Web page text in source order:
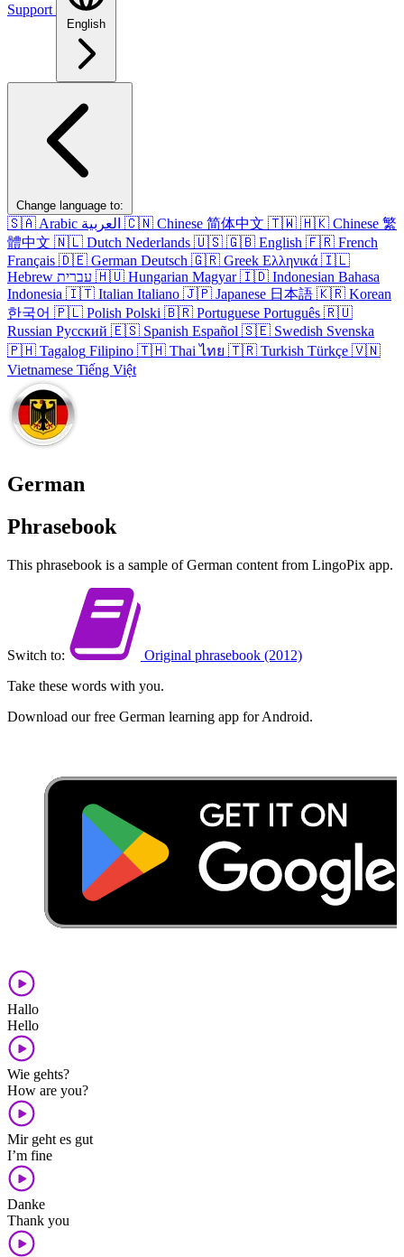
Support
English
Change language to:
🇸🇦 Arabic العربية 🇨🇳 Chinese 简体中文 🇹🇼 🇭🇰 Chinese 繁
體中文 🇳🇱 Dutch Nederlands 🇺🇸 🇬🇧 English 🇫🇷 French
Français 🇩🇪 German Deutsch 🇬🇷 Greek Ελληνικά 🇮🇱
Hebrew עברית 🇭🇺 Hungarian Magyar 🇮🇩 Indonesian Bahasa
Indonesia 🇮🇹 Italian Italiano 🇯🇵 Japanese 日本語 🇰🇷 Korean
한국어 🇵🇱 Polish Polski 🇧🇷 Portuguese Português 🇷🇺
Russian Русский 🇪🇸 Spanish Español 🇸🇪 Swedish Svenska
🇵🇭 Tagalog Filipino 🇹🇭 Thai ไทย 🇹🇷 Turkish Türkçe 🇻🇳
Vietnamese Tiếng Việt
German
Phrasebook
This phrasebook is a sample of German content from LingoPix app.
Switch to:
Original phrasebook (2012)
Take these words with you.
Download our free German learning app for Android.
Hallo
Hello
Wie gehts?
How are you?
Mir geht es gut
I’m fine
Danke
Thank you